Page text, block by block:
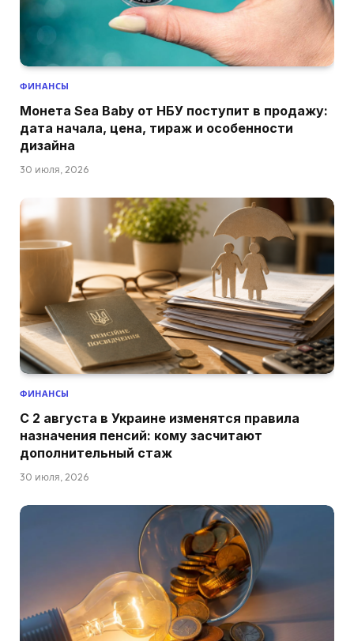
ФИНАНСЫ
Монета Sea Baby от НБУ поступит в продажу:
дата начала, цена, тираж и особенности
дизайна
30 июля, 2026
ФИНАНСЫ
С 2 августа в Украине изменятся правила
назначения пенсий: кому засчитают
дополнительный стаж
30 июля, 2026